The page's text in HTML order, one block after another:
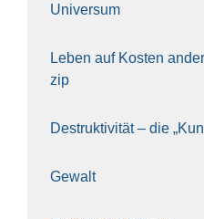
Uni­ver­sum
Leben auf Kos­ten
zip
Destruk­ti­vi­tät – die
Gewalt